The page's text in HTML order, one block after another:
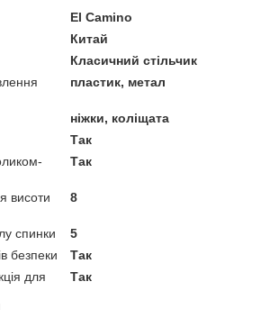
El Camino
Китай
Класичний стільчик
пластик, метал
ніжки, коліщата
Так
Так
висоти
8
спинки
5
безпеки
Так
для
Так